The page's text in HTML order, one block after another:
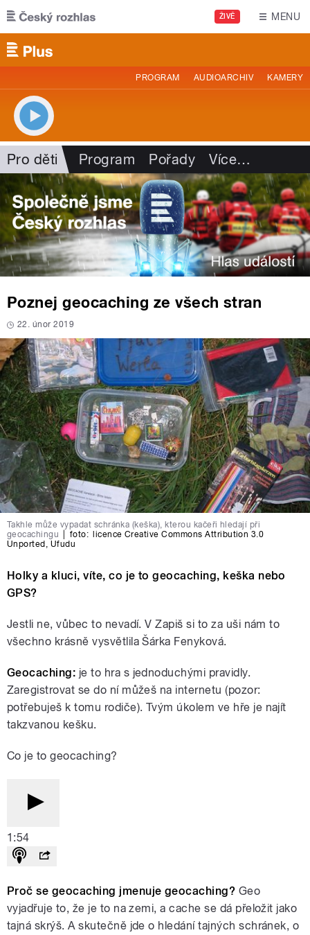
Přejít k hlavnímu obsahu
ŽIVĚ MENU
PROGRAM AUDIOARCHIV KAMERY
Pro děti Program Pořady Více…
Poznej geocaching ze všech stran
22. únor 2019
Takhle může vypadat schránka (keška), kterou kačeři hledají při
geocachingu
foto: licence Creative Commons Attribution 3.0
Unported Ufudu
Holky a kluci, víte, co je to geocaching, keška nebo
GPS?
Jestli ne, vůbec to nevadí. V Zapiš si to za uši nám to
všechno krásně vysvětlila Šárka Fenyková.
Geocaching: je to hra s jednoduchými pravidly.
Zaregistrovat se do ní můžeš na internetu (pozor:
potřebuješ k tomu rodiče). Tvým úkolem ve hře je najít
takzvanou kešku.
Co je to geocaching?
1:54
Proč se geocaching jmenuje geocaching? Geo
vyjadřuje to, že je to na zemi, a cache se dá přeložit jako
tajná skrýš. A skutečně jde o hledání tajných schránek, o